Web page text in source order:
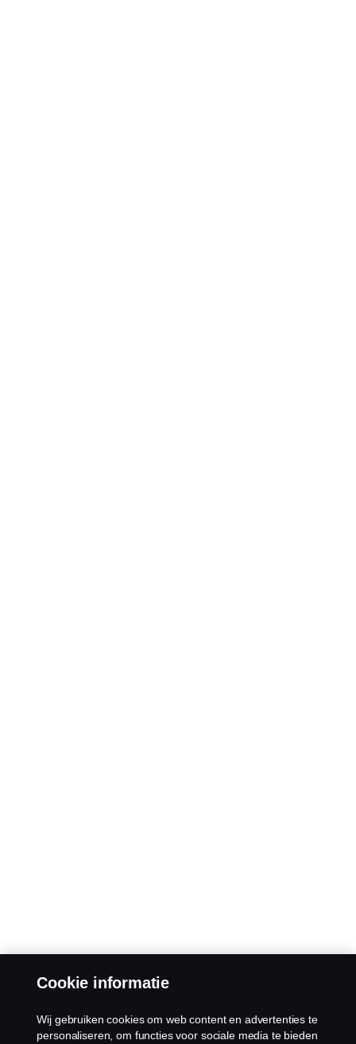
Cookie informatie
Wij gebruiken cookies om web content en advertenties te
personaliseren, om functies voor sociale media te bieden